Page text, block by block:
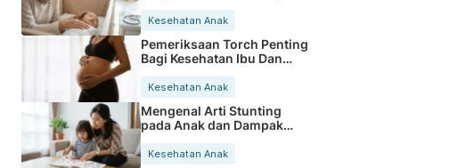
Kesehatan Anak
Pemeriksaan Torch Penting
Bagi Kesehatan Ibu Dan
Kesehatan Anak
Mengenal Arti Stunting
pada Anak dan Dampak
Pertumbuhannya
Kesehatan Anak